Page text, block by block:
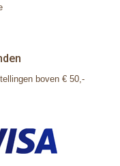
boven € 50,-